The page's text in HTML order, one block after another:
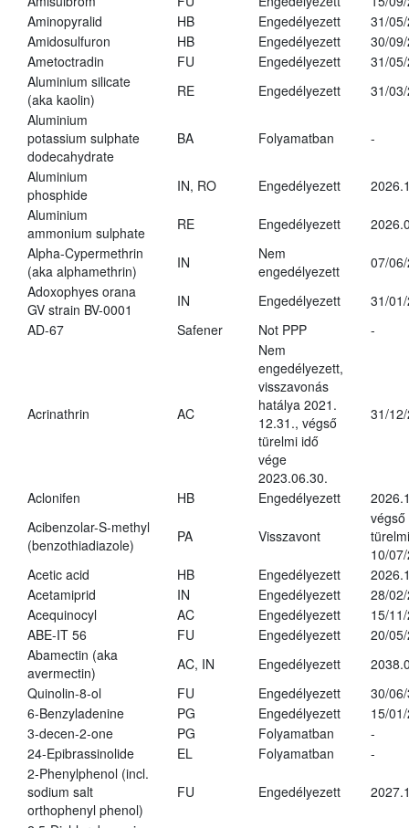
Aminopyralid
HB Engedélyezett
31/
Amidosulfuron
HB Engedélyezett
30/
Ametoctradin
FU Engedélyezett
31/
Aluminium silicate
(aka kaolin)
RE Engedélyezett
31/
Aluminium
potassium sulphate
dodecahydrate
BA Folyamatban -
Aluminium
phosphide
IN, RO Engedélyezett
Aluminium
ammonium sulphate
RE Engedélyezett
Alpha-Cypermethrin
(aka alphamethrin)
IN
Nem
engedélyezett
07/
Adoxophyes orana
GV strain BV-0001
IN Engedélyezett
31/
AD-67
Safener Not PPP -
Acrinathrin AC
Nem
engedélyezett,
visszavonás
hatálya 2021.
12.31., végső
türelmi idő
vége
2023.06.30.
31/
Aclonifen HB Engedélyezett
Acibenzolar-S-methyl
(benzothiadiazole)
PA Visszavont
végső
10/
Acetic acid
HB Engedélyezett
Acetamiprid
IN Engedélyezett
28/
Acequinocyl
AC Engedélyezett
15/
ABE-IT 56
FU Engedélyezett
20/
Abamectin (aka
avermectin)
AC, IN Engedélyezett
Quinolin-8-ol
FU Engedélyezett
30/
6-Benzyladenine
PG Engedélyezett
15/
3-decen-2-one
PG Folyamatban
-
24-Epibrassinolide
EL Folyamatban
-
2-Phenylphenol (incl.
sodium salt
orthophenyl phenol)
FU Engedélyezett